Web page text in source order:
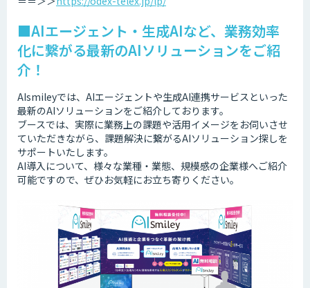
■AIエージェント・生成AIなど、業務効率
化に繋がる最新のAIソリューションをご紹
介！
AIsmileyでは、AIエージェントや生成AI連携サービスといった
最新のAIソリューションをご紹介しております。
ブースでは、実際に業務上の課題や活用イメージをお伺いさせ
ていただきながら、課題解決に繋がるAIソリューション探しを
サポートいたします。
AI導入について、様々な業種・業態、規模感の企業様へご紹介
可能ですので、ぜひお気軽にお立ち寄りください。